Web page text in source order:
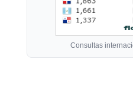
Consultas